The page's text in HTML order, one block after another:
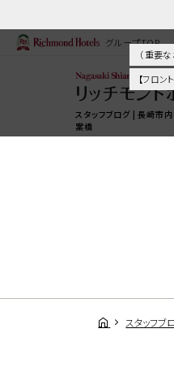
（ 重要
【フロ
グループTOP
スタッフブログ | 長崎市内
案橋
スタッフブ